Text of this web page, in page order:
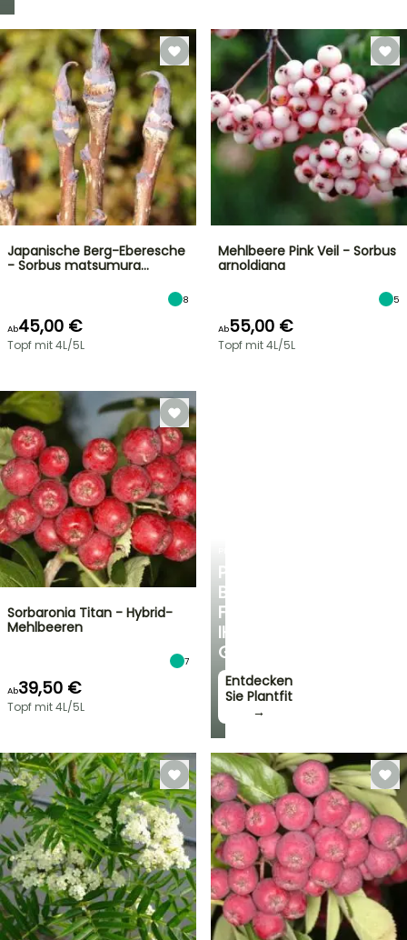
PERSÖNLICHE
BERATUNG
FÜR
IHREN
GARTEN
Entdecken
Sie Plantfit
→
Japanische Berg-Eberesche
- Sorbus matsumura…
8
Ab45,00 €
Topf mit 4L/5L
Mehlbeere Pink Veil - Sorbus
arnoldiana
5
Ab55,00 €
Topf mit 4L/5L
Sorbaronia Titan - Hybrid-
Mehlbeeren
7
Ab39,50 €
Topf mit 4L/5L